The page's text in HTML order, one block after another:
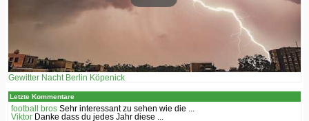
Gewitter Nacht Berlin Köpenick
Letzte Kommentare
football bros Sehr interessant zu sehen wie die ...
Viktor Danke dass du jedes Jahr diese ...